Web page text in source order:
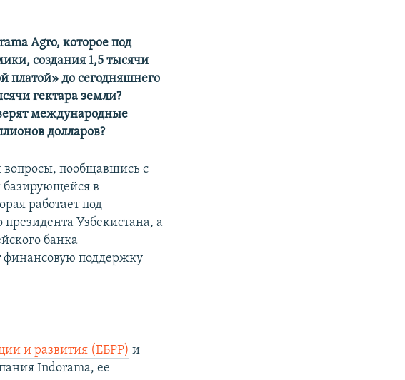
Agro, которое под
создания 1,5 тысячи
платой» до сегодняшнего
гектара земли?
международные
долларов?
вопросы, пообщавшись с
в
работает под
Узбекистана, а
банка
финансовую поддержку
и развития (ЕБРР) и
Indorama, ее